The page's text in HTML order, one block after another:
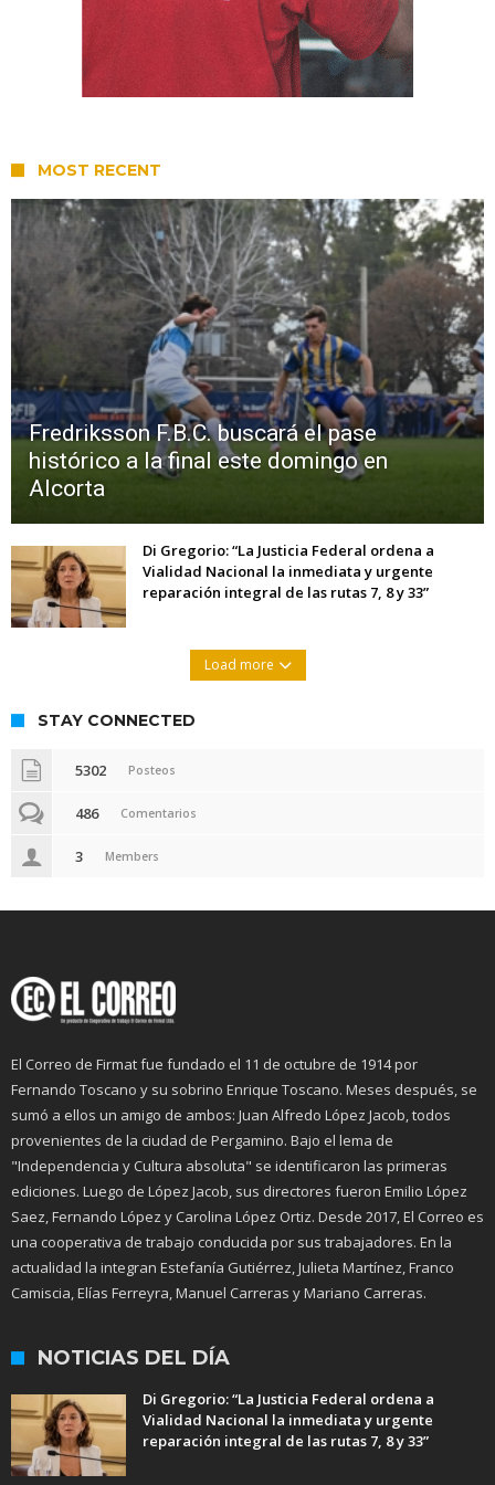
MOST RECENT
Fredriksson F.B.C. buscará el pase
histórico a la final este domingo en
Alcorta
Di Gregorio: “La Justicia Federal ordena a
Vialidad Nacional la inmediata y urgente
reparación integral de las rutas 7, 8 y 33”
Load more
STAY CONNECTED
5302 Posteos
486 Comentarios
3 Members
El Correo de Firmat fue fundado el 11 de octubre de 1914 por
Fernando Toscano y su sobrino Enrique Toscano. Meses después, se
sumó a ellos un amigo de ambos: Juan Alfredo López Jacob, todos
provenientes de la ciudad de Pergamino. Bajo el lema de
"Independencia y Cultura absoluta" se identificaron las primeras
ediciones. Luego de López Jacob, sus directores fueron Emilio López
Saez, Fernando López y Carolina López Ortiz. Desde 2017, El Correo es
una cooperativa de trabajo conducida por sus trabajadores. En la
actualidad la integran Estefanía Gutiérrez, Julieta Martínez, Franco
Camiscia, Elías Ferreyra, Manuel Carreras y Mariano Carreras.
NOTICIAS DEL DÍA
Di Gregorio: “La Justicia Federal ordena a
Vialidad Nacional la inmediata y urgente
reparación integral de las rutas 7, 8 y 33”